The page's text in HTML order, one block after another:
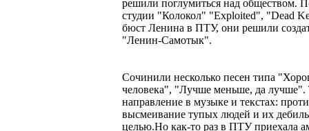
решили поглумиться над обществом.
студии "Колокол" "Exploited", "Dead
бюст Ленина в ПТУ, они решили
"Ленин-Самотык".
Сочинили несколько песен типа
человека", "Лучше меньше, да
направление в музыке и текстах:
высмеивание тупых людей и их
целью.Но как-то раз в ПТУ приехала